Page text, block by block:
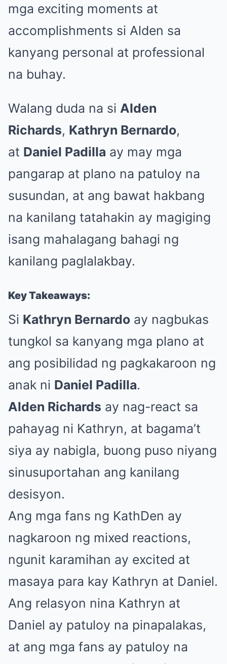
mga exciting moments at
accomplishments si Alden sa
kanyang personal at professional
na buhay.
Walang duda na si Alden
Richards, Kathryn Bernardo,
at Daniel Padilla ay may mga
pangarap at plano na patuloy na
susundan, at ang bawat hakbang
na kanilang tatahakin ay magiging
isang mahalagang bahagi ng
kanilang paglalakbay.
Key Takeaways:
Si Kathryn Bernardo ay nagbukas
tungkol sa kanyang mga plano at
ang posibilidad ng pagkakaroon ng
anak ni Daniel Padilla.
Alden Richards ay nag-react sa
pahayag ni Kathryn, at bagama’t
siya ay nabigla, buong puso niyang
sinusuportahan ang kanilang
desisyon.
Ang mga fans ng KathDen ay
nagkaroon ng mixed reactions,
ngunit karamihan ay excited at
masaya para kay Kathryn at Daniel.
Ang relasyon nina Kathryn at
Daniel ay patuloy na pinapalakas,
at ang mga fans ay patuloy na